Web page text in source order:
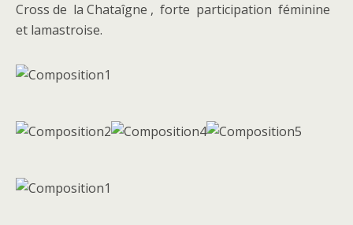
Cross de la Chataîgne , forte participation féminine
et lamastroise.